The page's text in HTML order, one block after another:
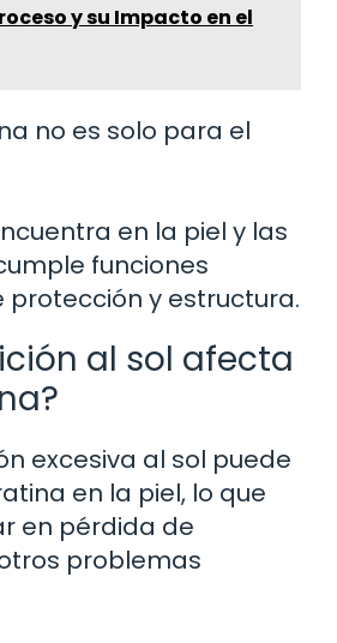
y su Impacto en el
no es solo para el
en la piel y las
funciones
protección y estructura.
al sol afecta
excesiva al sol puede
en la piel, lo que
en pérdida de
problemas